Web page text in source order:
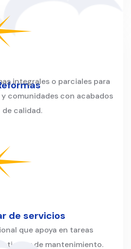
integrales o parciales para
comunidades con acabados
de calidad.
de servicios
que apoya en tareas
y de mantenimiento.